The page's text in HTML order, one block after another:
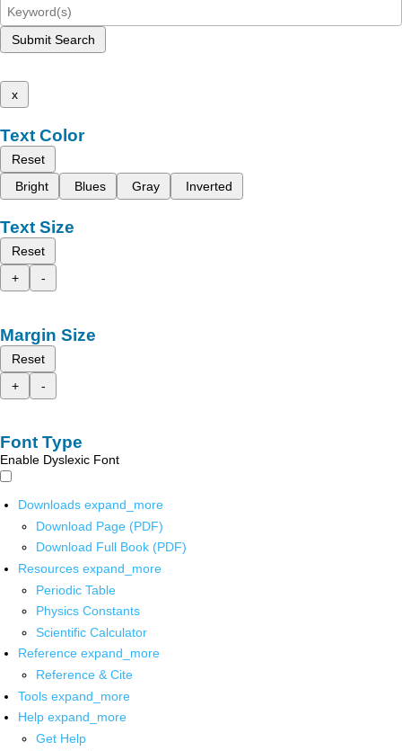
Submit Search
x
Text Color
Reset
Bright
Blues Gray Inverted
Text Size
Reset
+
-
Margin Size
Reset
+
-
Font Type
Enable Dyslexic Font
Downloads expand_more
Download Page (PDF)
Download Full Book (PDF)
Resources expand_more
Periodic Table
Physics Constants
Scientific Calculator
Reference expand_more
Reference & Cite
Tools expand_more
Help expand_more
Get Help